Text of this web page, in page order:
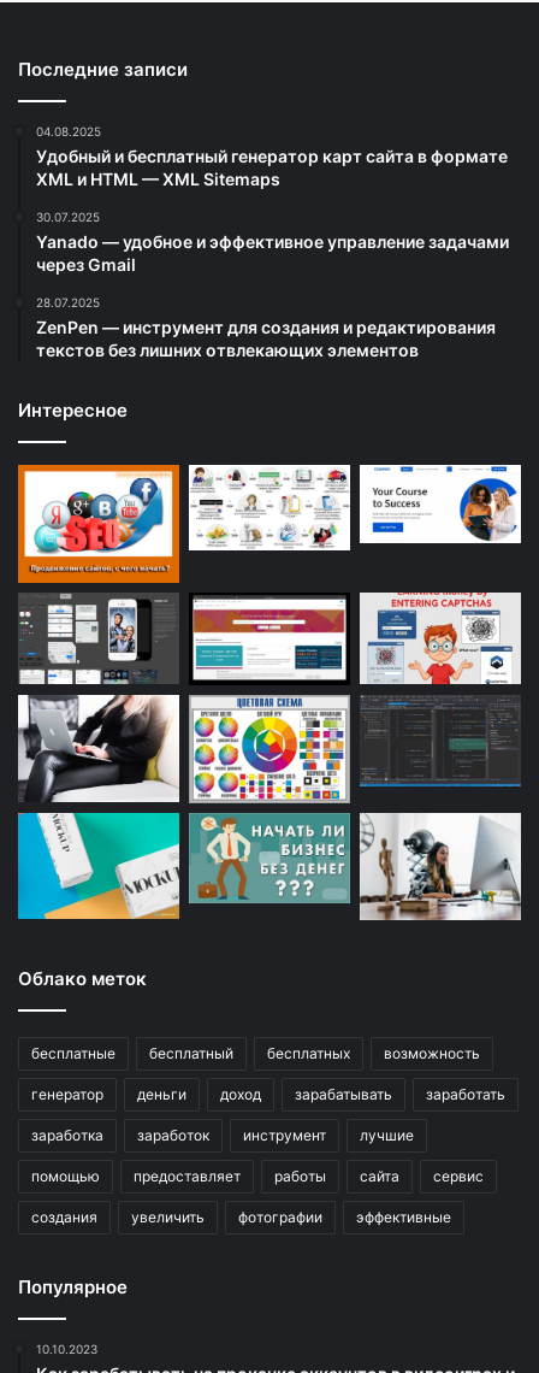
Последние записи
04.08.2025
Удобный и бесплатный генератор карт сайта в формате
XML и HTML — XML Sitemaps
30.07.2025
Yanado — удобное и эффективное управление задачами
через Gmail
28.07.2025
ZenPen — инструмент для создания и редактирования
текстов без лишних отвлекающих элементов
Интересное
Облако меток
бесплатные бесплатный бесплатных возможность
генератор деньги доход зарабатывать заработать
заработка заработок инструмент лучшие
помощью предоставляет работы сайта сервис
создания увеличить фотографии эффективные
Популярное
10.10.2023